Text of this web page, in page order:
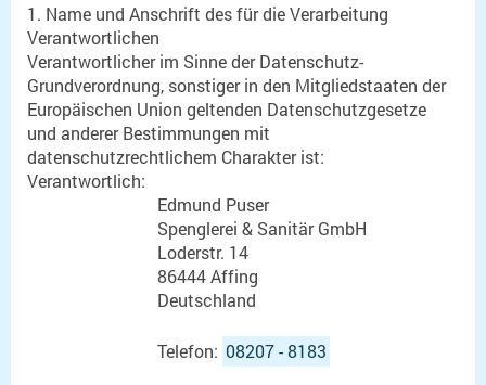
1. Name und Anschrift des für die Verarbeitung
Verantwortlichen
Verantwortlicher im Sinne der Datenschutz-
Grundverordnung, sonstiger in den Mitgliedstaaten der
Europäischen Union geltenden Datenschutzgesetze
und anderer Bestimmungen mit
datenschutzrechtlichem Charakter ist:
Verantwortlich:
Edmund Puser
Spenglerei & Sanitär GmbH
Loderstr. 14
86444 Affing
Deutschland
Telefon: 08207 - 8183